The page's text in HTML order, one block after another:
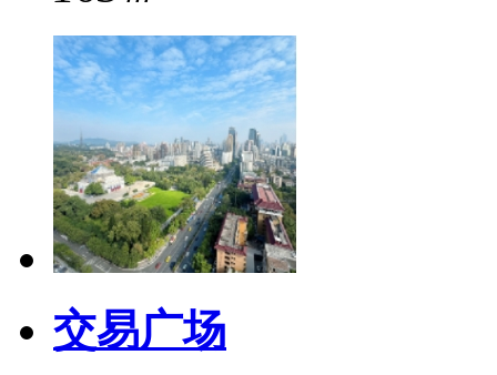
交易广场